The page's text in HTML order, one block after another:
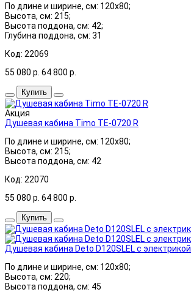
По длине и ширине, см: 120x80;
Высота, см: 215;
Высота поддона, см: 42;
Глубина поддона, см: 31
Код: 22069
55 080 р. 64 800 р.
Купить
Акция
Душевая кабина Timo TE-0720 R
По длине и ширине, см: 120x80;
Высота, см: 215;
Высота поддона, см: 42
Код: 22070
55 080 р. 64 800 р.
Купить
Душевая кабина Deto D120SLEL с электрикой
По длине и ширине, см: 120x80;
Высота, см: 220;
Высота поддона, см: 45